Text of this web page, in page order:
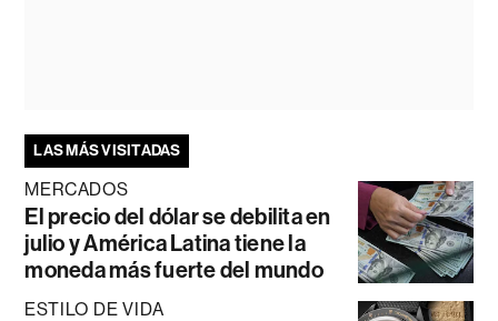
LAS MÁS VISITADAS
MERCADOS
El precio del dólar se debilita en
julio y América Latina tiene la
moneda más fuerte del mundo
ESTILO DE VIDA